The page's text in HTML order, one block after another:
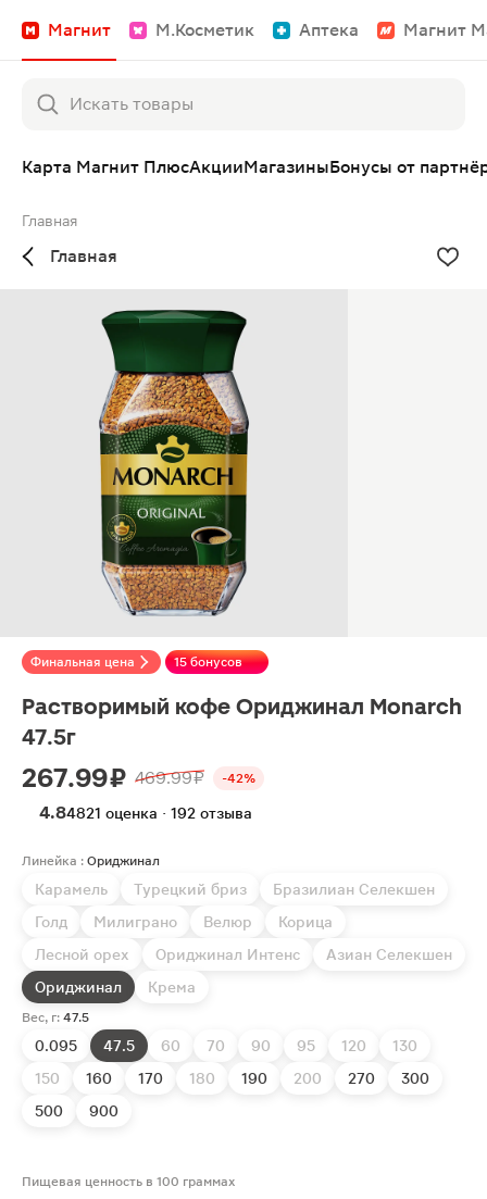
Магнит М.Косметик Аптека Магнит
Карта Магнит ПлюсАкцииМагазиныБонусы от
Главная
Главная
Финальная цена 15 бонусов
Растворимый кофе Ориджинал Monarch
47.5г
267.99 ₽ 469.99 ₽ -42%
4.84821 оценка · 192 отзыва
Линейка : Ориджинал
Карамель Турецкий бриз
Бразилиан Селекшен
Голд
Милиграно Велюр
Корица
Лесной орех
Ориджинал Интенс
Азиан Селекшен
Ориджинал
Крема
Вес, г: 47.5
0.095 47.5 60 70 90 95 120
130
150
160 170 180 190 200 270
300
500
900
Пищевая ценность в 100 граммах